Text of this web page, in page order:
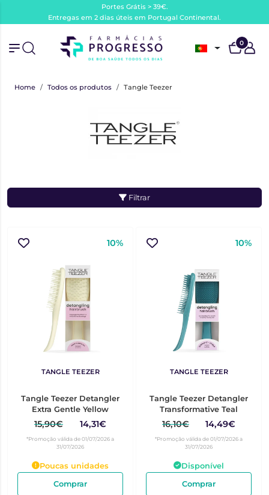
Portes Grátis > 39€.
Entregas em 2 dias úteis em Portugal Continental.
0
Home Todos os produtos Tangle Teezer
Filtrar
10%
TANGLE TEEZER
Tangle Teezer Detangler
Extra Gentle Yellow
15,90€ 14,31€
*Promoção válida de 01/07/2026 a
31/07/2026
Poucas unidades
Comprar
10%
TANGLE TEEZER
Tangle Teezer Detangler
Transformative Teal
16,10€ 14,49€
*Promoção válida de 01/07/2026 a
31/07/2026
Disponível
Comprar